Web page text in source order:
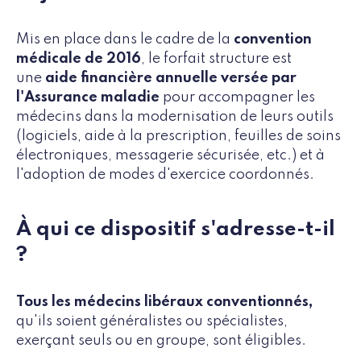
Mis en place dans le cadre de la convention
médicale de 2016, le forfait structure est
une aide financière annuelle versée par
l'Assurance maladie pour accompagner les
médecins dans la modernisation de leurs outils
(logiciels, aide à la prescription, feuilles de soins
électroniques, messagerie sécurisée, etc.) et à
l'adoption de modes d'exercice coordonnés.
À qui ce dispositif s'adresse-t-il
?
Tous les médecins libéraux conventionnés,
qu'ils soient généralistes ou spécialistes,
exerçant seuls ou en groupe, sont éligibles.